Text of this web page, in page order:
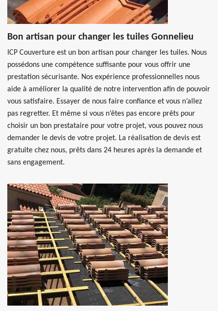
Bon artisan pour changer les tuiles Gonnelieu
ICP Couverture est un bon artisan pour changer les tuiles. Nous
possédons une compétence suffisante pour vous offrir une
prestation sécurisante. Nos expérience professionnelles nous
aide à améliorer la qualité de notre intervention afin de pouvoir
vous satisfaire. Essayer de nous faire confiance et vous n’allez
pas regretter. Et même si vous n’êtes pas encore prêts pour
choisir un bon prestataire pour votre projet, vous pouvez nous
demander le devis de votre projet. La réalisation de devis est
gratuite chez nous, prêts dans 24 heures après la demande et
sans engagement.